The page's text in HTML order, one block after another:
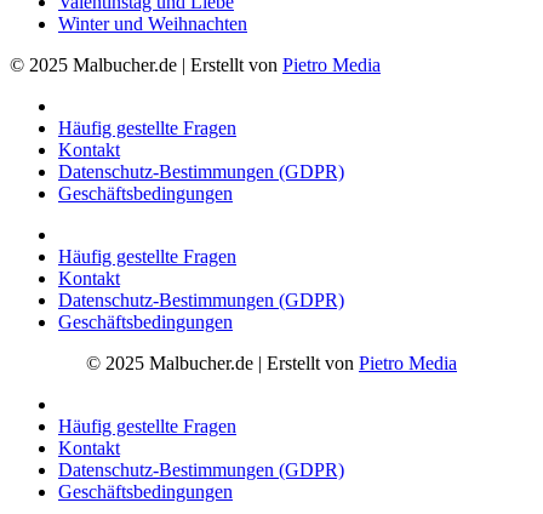
Winter und Weihnachten
© 2025 Malbucher.de | Erstellt von Pietro Media
Häufig gestellte Fragen
Kontakt
Datenschutz-Bestimmungen (GDPR)
Geschäftsbedingungen
Häufig gestellte Fragen
Kontakt
Datenschutz-Bestimmungen (GDPR)
Geschäftsbedingungen
© 2025 Malbucher.de | Erstellt von Pietro Media
Häufig gestellte Fragen
Kontakt
Datenschutz-Bestimmungen (GDPR)
Geschäftsbedingungen